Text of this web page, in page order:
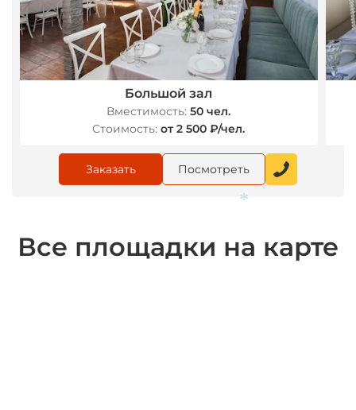
Большой зал
Вместимость: 50 чел.
Стоимость: от 2 500 ₽/чел.
Заказать Посмотреть
Все площадки на карте